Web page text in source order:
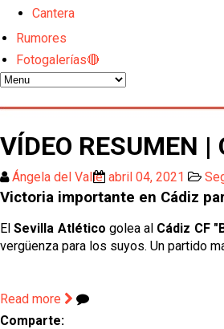
Cantera
Rumores
Fotogalerías🔴
VÍDEO RESUMEN
Ángela del Valle abril 04, 2021
Victoria importante en Cádiz
ElSevilla Atlético golea al Cádiz CF
vergüenza para los suyos. Un partido
Read more
Comparte: